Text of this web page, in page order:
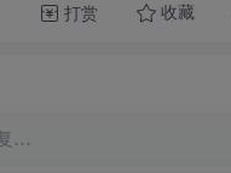
打赏 收藏
…